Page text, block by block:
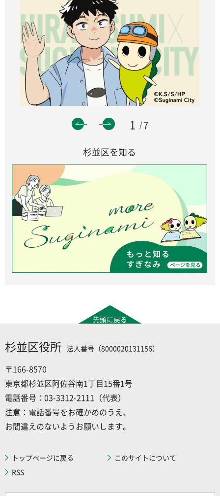
1
7
杉並区を知る
先頭に戻る
杉並区役所 法人番号（8000020131156）
〒166-8570
東京都杉並区阿佐谷南1丁目15番1号
電話番号：03-3312-2111（代表）
注意：電話番号をお確かめのうえ、
お間違えのないようお願いします。
トップページに戻る
このサイトについて
RSS